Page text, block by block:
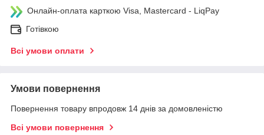
Онлайн-оплата карткою Visa, Mastercard - LiqPay
Готівкою
Всі умови оплати
Умови повернення
Повернення товару впродовж 14 днів за домовленістю
Всі умови повернення